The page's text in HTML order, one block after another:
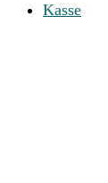
Kasse